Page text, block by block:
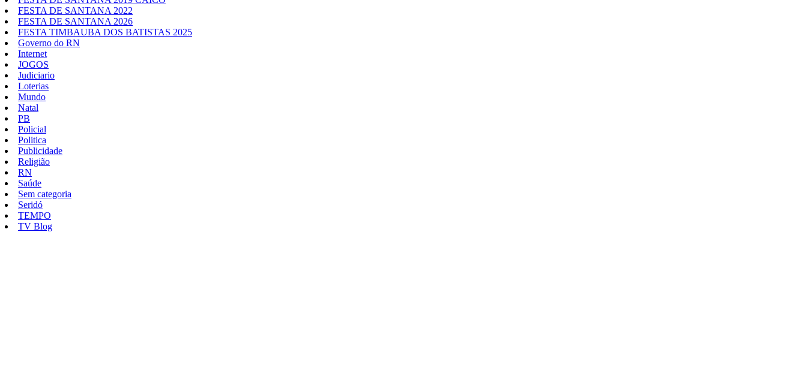
FESTA DE SANTANA 2022
FESTA DE SANTANA 2026
FESTA TIMBAUBA DOS BATISTAS 2025
Governo do RN
Internet
JOGOS
Judiciario
Loterias
Mundo
Natal
PB
Policial
Politica
Publicidade
Religião
RN
Saúde
Sem categoria
Seridó
TEMPO
TV Blog